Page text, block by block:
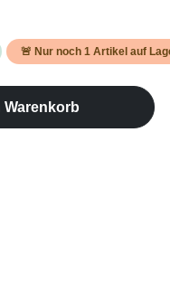
🚨 Nur noch 1 Artikel auf
gewünschten
Warenkorb